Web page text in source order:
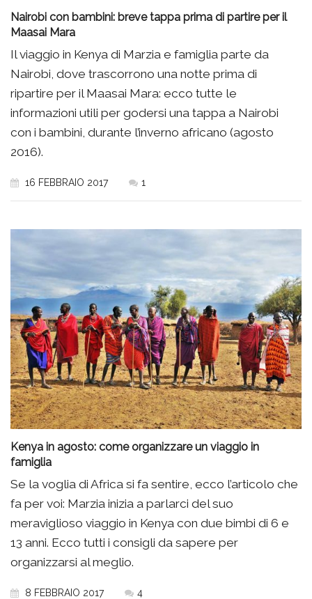
Nairobi con bambini: breve tappa prima di partire per il
Maasai Mara
Il viaggio in Kenya di Marzia e famiglia parte da
Nairobi, dove trascorrono una notte prima di
ripartire per il Maasai Mara: ecco tutte le
informazioni utili per godersi una tappa a Nairobi
con i bambini, durante l’inverno africano (agosto
2016).
16 FEBBRAIO 2017 1
Kenya in agosto: come organizzare un viaggio in
famiglia
Se la voglia di Africa si fa sentire, ecco l’articolo che
fa per voi: Marzia inizia a parlarci del suo
meraviglioso viaggio in Kenya con due bimbi di 6 e
13 anni. Ecco tutti i consigli da sapere per
organizzarsi al meglio.
8 FEBBRAIO 2017 4